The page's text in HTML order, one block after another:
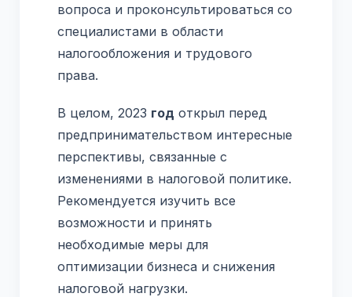
вопроса и проконсультироваться со
специалистами в области
налогообложения и трудового
права.
В целом, 2023 год открыл перед
предпринимательством интересные
перспективы, связанные с
изменениями в налоговой политике.
Рекомендуется изучить все
возможности и принять
необходимые меры для
оптимизации бизнеса и снижения
налоговой нагрузки.